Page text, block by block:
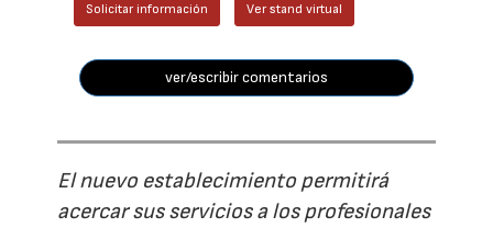
Solicitar información Ver stand virtual
ver/escribir comentarios
El nuevo establecimiento permitirá
acercar sus servicios a los profesionales